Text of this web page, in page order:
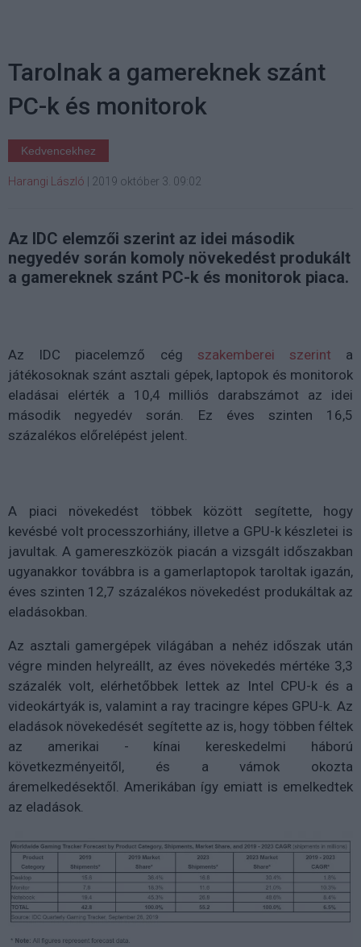
Tarolnak a gamereknek szánt
PC-k és monitorok
Kedvencekhez
Harangi László 2019 október 3. 09:02
Az IDC elemzői szerint az idei második
negyedév során komoly növekedést produkált
a gamereknek szánt PC-k és monitorok piaca.
Az IDC piacelemző cég szakemberei szerint a
játékosoknak szánt asztali gépek, laptopok és monitorok
eladásai elérték a 10,4 milliós darabszámot az idei
második negyedév során. Ez éves szinten 16,5
százalékos előrelépést jelent.
A piaci növekedést többek között segítette, hogy
kevésbé volt processzorhiány, illetve a GPU-k készletei is
javultak. A gamereszközök piacán a vizsgált időszakban
ugyanakkor továbbra is a gamerlaptopok taroltak igazán,
éves szinten 12,7 százalékos növekedést produkáltak az
eladásokban.
Az asztali gamergépek világában a nehéz időszak után
végre minden helyreállt, az éves növekedés mértéke 3,3
százalék volt, elérhetőbbek lettek az Intel CPU-k és a
videokártyák is, valamint a ray tracingre képes GPU-k. Az
eladások növekedését segítette az is, hogy többen féltek
az amerikai - kínai kereskedelmi háború
következményeitől, és a vámok okozta
áremelkedésektől. Amerikában így emiatt is emelkedtek
az eladások.